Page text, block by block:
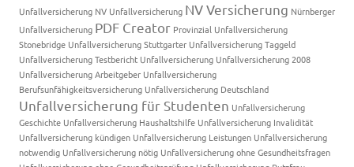
Unfallversicherung NV Unfallversicherung NV Versicherung Nürnberger
Unfallversicherung PDF Creator Provinzial Unfallversicherung
Stonebridge UnfallversicherungStuttgarter UnfallversicherungTaggeld
UnfallversicherungTestbericht Unfallversicherung Unfallversicherung 2008
Unfallversicherung Arbeitgeber Unfallversicherung
Berufsunfähigkeitsversicherung Unfallversicherung Deutschland
Unfallversicherung für Studenten Unfallversicherung
Geschichte Unfallversicherung Haushaltshilfe Unfallversicherung Invalidität
Unfallversicherung kündigen Unfallversicherung Leistungen Unfallversicherung
notwendig Unfallversicherung nötig Unfallversicherung ohne Gesundheitsfragen